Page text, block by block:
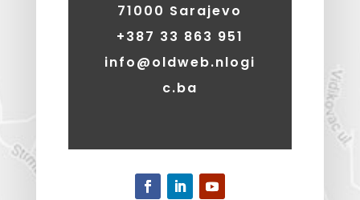
71000 Sarajevo
+387 33 863 951
info@oldweb.nlogi
c.ba